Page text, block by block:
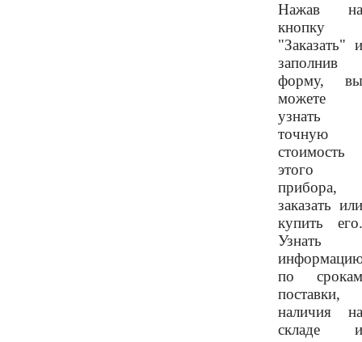
Нажав на
кнопку
"Заказать" и
заполнив
форму, вы
можете
узнать
точную
стоимость
этого
прибора,
заказать или
купить его.
Узнать
по срокам
поставки,
наличия на
складе и